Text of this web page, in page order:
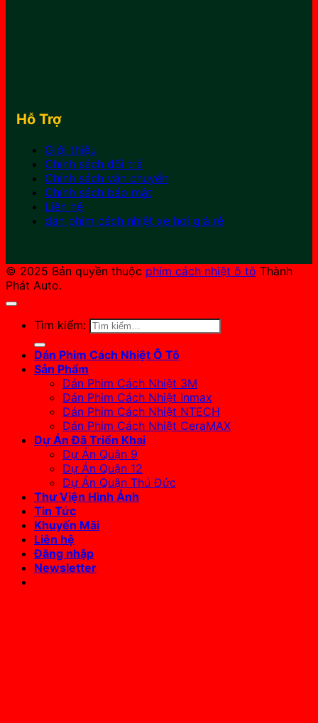
Hỗ Trợ
Giới thiệu
Chính sách đổi trả
Chính sách vận chuyển
Chính sách bảo mật
Liên hệ
dán phim cách nhiệt xe hơi giá rẻ
© 2025 Bản quyền thuộc phim cách nhiệt ô tô Thành
Phát Auto.
Tìm kiếm:
Dán Phim Cách Nhiệt Ô Tô
Sản Phẩm
Dán Phim Cách Nhiệt 3M
Dán Phim Cách Nhiệt Inmax
Dán Phim Cách Nhiệt NTECH
Dán Phim Cách Nhiệt CeraMAX
Dự Án Đã Triển Khai
Dự Án Quận 9
Dự Án Quận 12
Dự Án Quận Thủ Đức
Thư Viện Hình Ảnh
Tin Tức
Khuyến Mãi
Liên hệ
Đăng nhập
Newsletter